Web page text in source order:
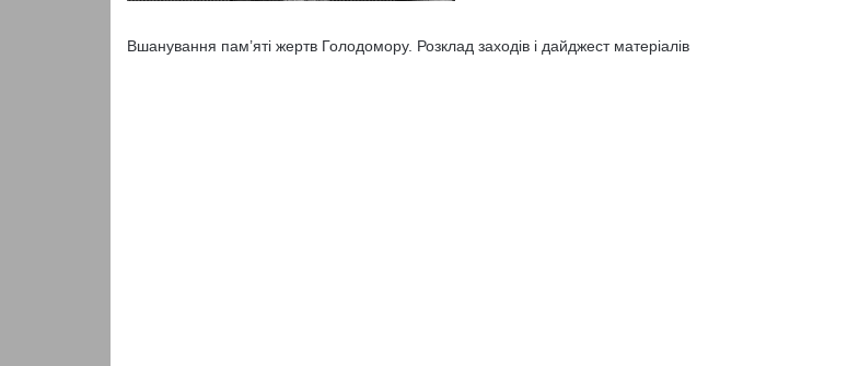
Вшанування пам’яті жертв Голодомору. Розклад заходів і дайджест матеріалів